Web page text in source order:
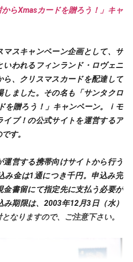
らXmasカードを贈ろう！」キャ
マスキャンペーン企画として、サ
いわれるフィンランド・ロヴェニ
ら、クリスマスカードを配達して
しました。その名も「サンタクロ
を贈ろう！」キャンペーン。ｉモ
イブ！の公式サイトを運営するア
す。
運営する携帯向けサイトから行う
み金は1通につき千円。申込み完
金書留にて指定先に支払う必要が
期限は、2003年12月3日（水）
なりますので、ご注意下さい。